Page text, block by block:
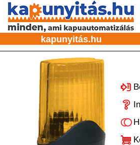
kapunyitás.hu